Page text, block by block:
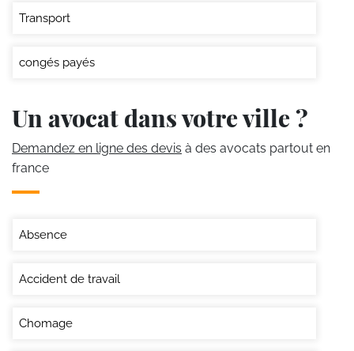
Transport
congés payés
Un avocat dans votre ville ?
Demandez en ligne des devis à des avocats partout en
france
Absence
Accident de travail
Chomage